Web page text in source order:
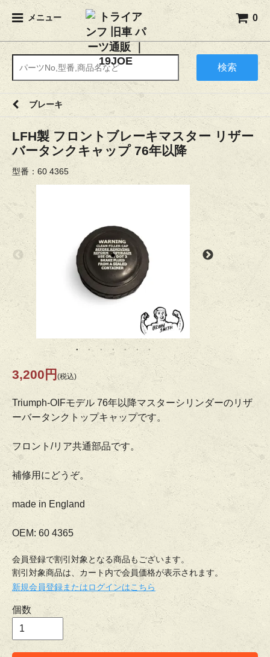
メニュー 0
検索
ブレーキ
LFH製 フロントブレーキマスター リザー
バータンクキャップ 76年以降
型番：60 4365
3,200円 (税込)
Triumph-OIFモデル 76年以降マスターシリンダーのリザ
ーバータンクトップキャップです。
フロント/リア共通部品です。
補修用にどうぞ。
made in England
OEM: 60 4365
会員登録で割引対象となる商品もございます。
割引対象商品は、カート内で会員価格が表示されます。
新規会員登録またはログインはこちら
個数